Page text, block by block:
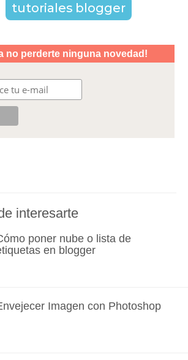
tutoriales blogger
interesarte
poner nube o lista de
en blogger
Imagen con Photoshop